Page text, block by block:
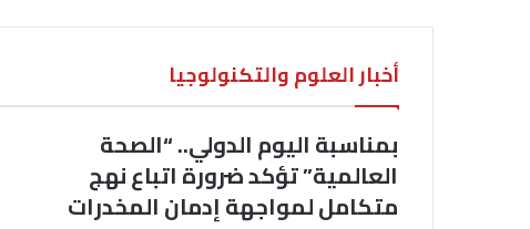
أخبار العلوم والتكنولوجيا
بمناسبة اليوم الدولي.. “الصحة
العالمية” تؤكد ضرورة اتباع نهج
متكامل لمواجهة إدمان المخدرات